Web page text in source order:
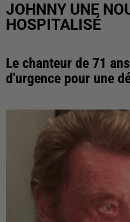
JOHNNY UNE
HOSPITALISÉ
Le chanteur de 71
d'urgence pour une